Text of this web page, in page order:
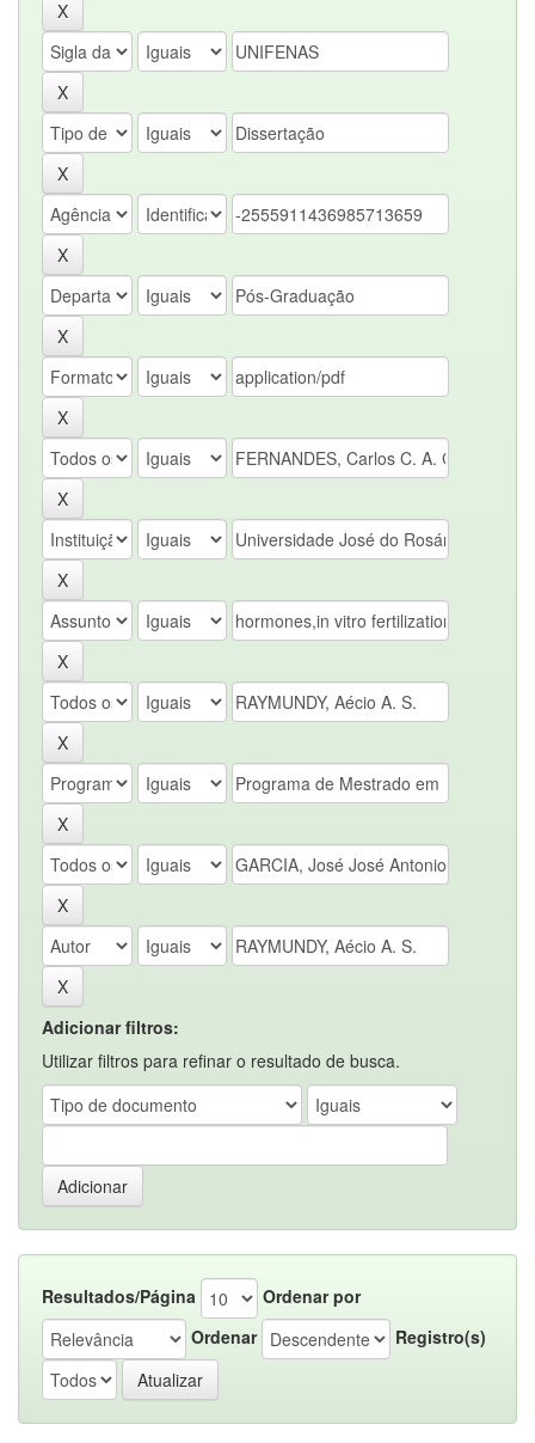
Adicionar filtros:
Utilizar filtros para refinar o resultado de busca.
Resultados/Página
Ordenar por
Ordenar
Registro(s)